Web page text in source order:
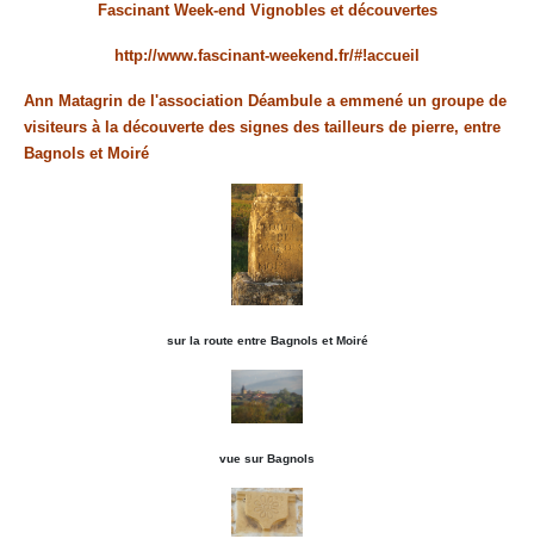
Fascinant Week-end Vignobles et découvertes
http://www.fascinant-weekend.fr/#!accueil
Ann Matagrin de l'association Déambule a emmené un groupe de
visiteurs à la découverte des signes des tailleurs de pierre, entre
Bagnols et Moiré
sur la route entre Bagnols et Moiré
vue sur Bagnols